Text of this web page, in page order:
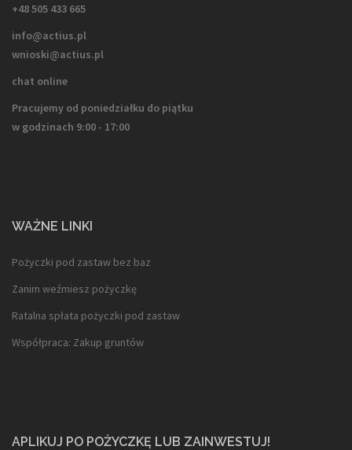
+48 505 433 665
info@actius.pl
wnioski@actius.pl
chat online
Pracujemy od poniedziałku do piątku
w godzinach 9:00 - 17:00
WAŻNE LINKI
Pożyczki pod zastaw bez baz
Zanim weźmiesz pożyczkę
Ratalna spłata pożyczki pod zastaw
Współpraca: Zakup gruntów
APLIKUJ PO POŻYCZKĘ LUB ZAINWESTUJ!